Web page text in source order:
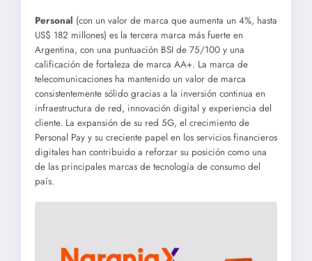
Personal (con un valor de marca que aumenta un 4%, hasta
US$ 182 millones) es la tercera marca más fuerte en
Argentina, con una puntuación BSI de 75/100 y una
calificación de fortaleza de marca AA+. La marca de
telecomunicaciones ha mantenido un valor de marca
consistentemente sólido gracias a la inversión continua en
infraestructura de red, innovación digital y experiencia del
cliente. La expansión de su red 5G, el crecimiento de
Personal Pay y su creciente papel en los servicios financieros
digitales han contribuido a reforzar su posición como una
de las principales marcas de tecnología de consumo del
país.